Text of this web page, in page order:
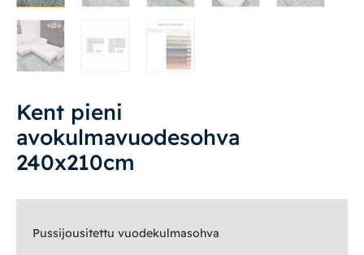
Vuodesohvat
Senioreille
Oma tili
Kent pieni
avokulmavuodesohva
240x210cm
Pussijousitettu vuodekulmasohva